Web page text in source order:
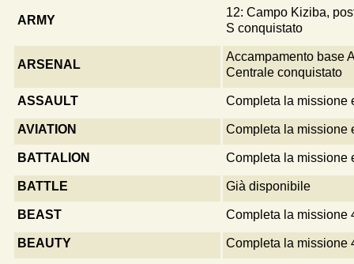
ARMY
12: Campo Kiziba,
S conquistato
ARSENAL
Accampamento base
Centrale conquistato
ASSAULT Completa la missione
AVIATION Completa la missione
BATTALION Completa la missione
BATTLE Già disponibile
BEAST Completa la missione
BEAUTY Completa la missione